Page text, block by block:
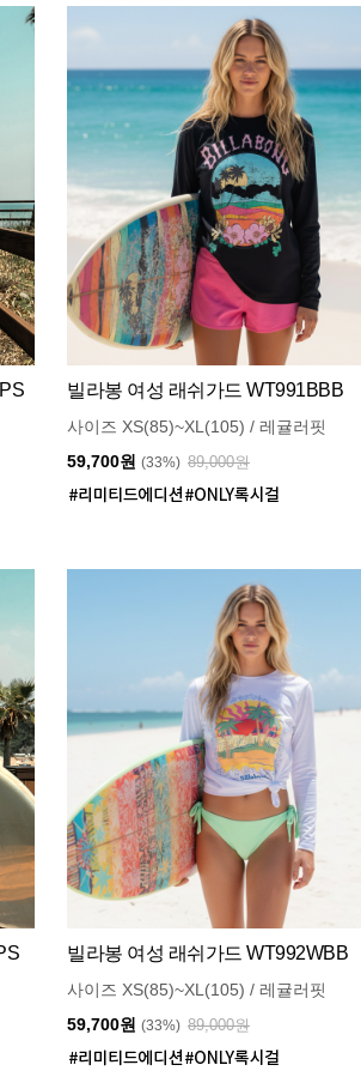
빌라봉 여성 래쉬가드 WT991BBB
사이즈 XS(85)~XL(105) / 레귤러핏
59,700원 (33%) 89,000원
빌라봉 여성 래쉬가드 WT992WBB
사이즈 XS(85)~XL(105) / 레귤러핏
59,700원 (33%) 89,000원